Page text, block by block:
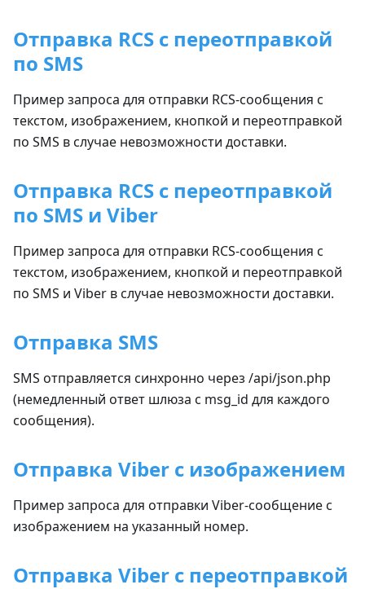
Отправка RCS с переотправкой
по SMS
Пример запроса для отправки RCS-сообщения с
текстом, изображением, кнопкой и переотправкой
по SMS в случае невозможности доставки.
Отправка RCS с переотправкой
по SMS и Viber
Пример запроса для отправки RCS-сообщения с
текстом, изображением, кнопкой и переотправкой
по SMS и Viber в случае невозможности доставки.
Отправка SMS
SMS отправляется синхронно через /api/json.php
(немедленный ответ шлюза с msg_id для каждого
сообщения).
Отправка Viber с изображением
Пример запроса для отправки Viber-сообщение с
изображением на указанный номер.
Отправка Viber с переотправкой